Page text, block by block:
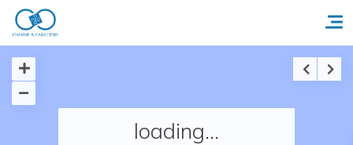
Accueil
loading...